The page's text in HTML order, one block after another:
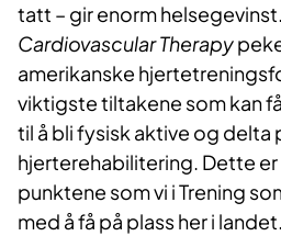
tatt – gir enorm
Cardiovascular Therapy
amerikanske
viktigste tiltakene som kan
til å bli fysisk aktive og delta
hjerterehabilitering. Dette er
punktene som vi i Trening
med å få på plass her i landet.